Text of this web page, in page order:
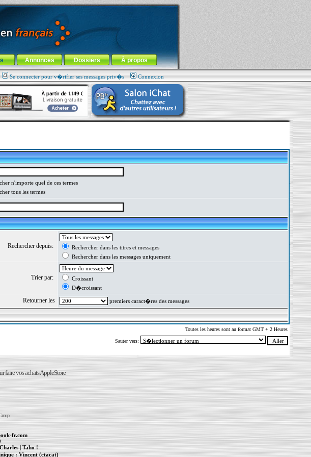
Annonces Dossiers À propos
Se connecter pour v�rifier ses messages priv�s Connexion
n'importe quel de ces termes
tous les termes
Rechercher depuis:
Rechercher dans les titres et messages
Rechercher dans les messages uniquement
Trier par:
Croissant
D�croissant
Retourner les premiers caract�res des messages
Toutes les heures sont au format GMT + 2 Heures
Sauter vers:
faire vos achats AppleStore
fr.com
| Taho !
:Vincent (ctacat)